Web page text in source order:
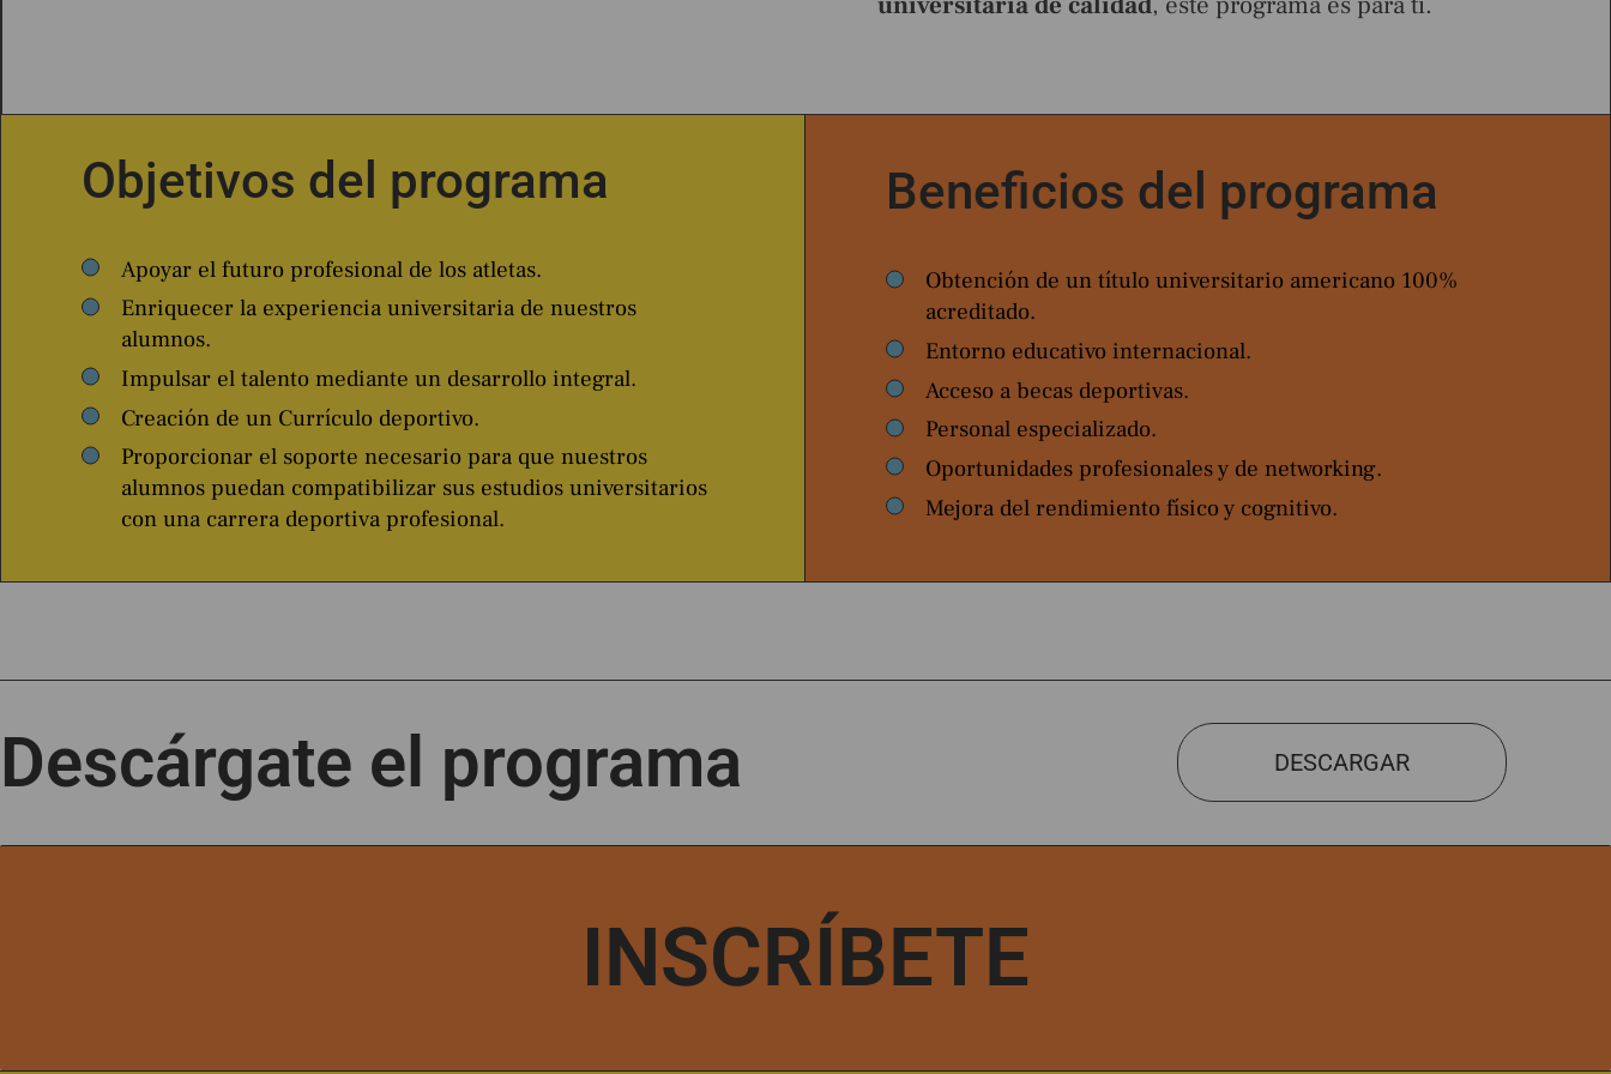
Objetivos del programa
Apoyar el futuro profesional de los atletas.
Enriquecer la experiencia universitaria de nuestros
alumnos.
Impulsar el talento mediante un desarrollo integral.
Creación de un Currículo deportivo.
Proporcionar el soporte necesario para que nuestros
alumnos puedan compatibilizar sus estudios universitarios
con una carrera deportiva profesional.
Beneficios del programa
Obtención de un título universitario americano 100%
acreditado.
Entorno educativo internacional.
Acceso a becas deportivas.
Personal especializado.
Oportunidades profesionales y de networking.
Mejora del rendimiento físico y cognitivo.
Descárgate el programa DESCARGAR
INSCRÍBETE